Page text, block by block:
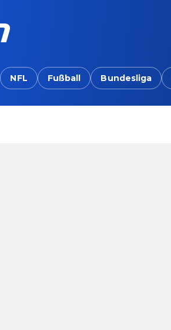
NFL Fußball Bundesliga